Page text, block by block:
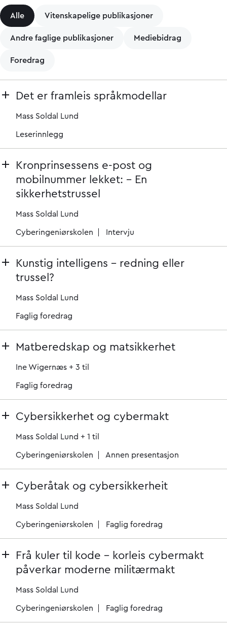
Alle Vitenskapelige publikasjoner
Andre faglige publikasjoner Mediebidrag
Foredrag
Det er framleis språkmodellar
Mass Soldal Lund
Leserinnlegg
Kronprinsessens e-post og
mobilnummer lekket: – En
sikkerhetstrussel
Mass Soldal Lund
Cyberingeniørskolen Intervju
Kunstig intelligens – redning eller
trussel?
Mass Soldal Lund
Faglig foredrag
Matberedskap og matsikkerhet
Ine Wigernæs + 3 til
Faglig foredrag
Cybersikkerhet og cybermakt
Mass Soldal Lund + 1 til
Cyberingeniørskolen Annen presentasjon
Cyberåtak og cybersikkerheit
Mass Soldal Lund
Cyberingeniørskolen Faglig foredrag
Frå kuler til kode – korleis cybermakt
påverkar moderne militærmakt
Mass Soldal Lund
Cyberingeniørskolen Faglig foredrag